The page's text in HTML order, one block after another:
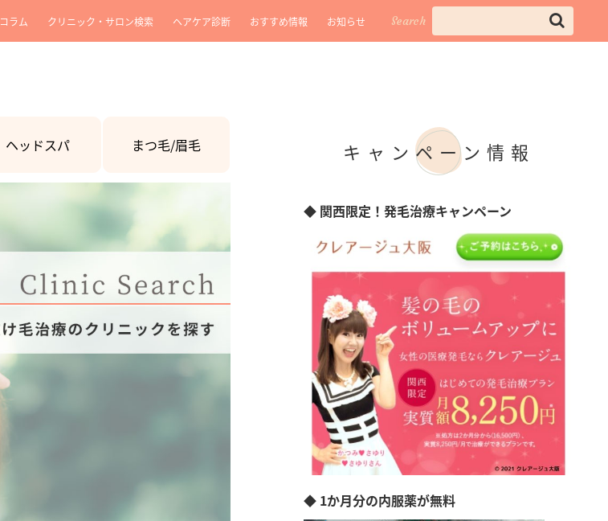
コラム クリニック・サロン検索 ヘアケア診断 おすすめ情報 お知らせ Search
ヘッドスパ まつ毛/眉毛 キャンペーン情報
◆ 関西限定！発毛治療キャンペーン
◆ 1か月分の内服薬が無料